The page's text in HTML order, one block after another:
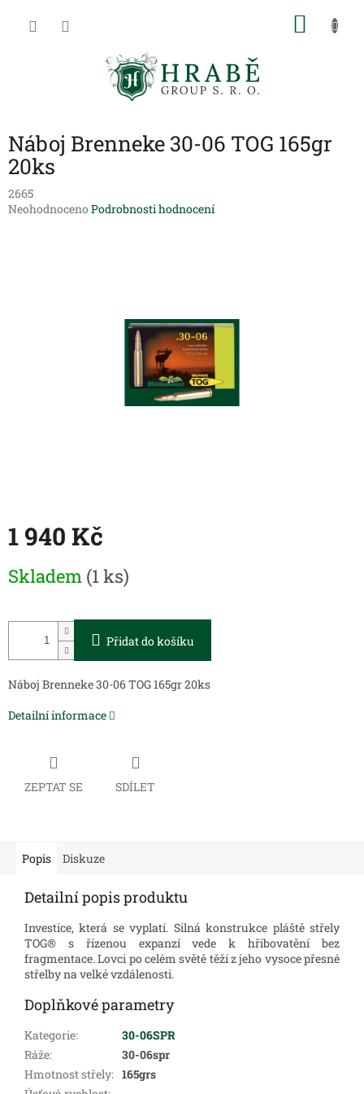
Náboj Brenneke 30-06 TOG 165gr
20ks
2665
Průměrné
Neohodnoceno Podrobnosti hodnocení
1 940 Kč
cena:
Skladem (1 ks)
Přidat do košíku
Náboj Brenneke 30-06 TOG 165gr 20ks
Detailní informace
ZEPTAT SE SDÍLET
Popis Diskuze
Detailní popis produktu
Investice, která se vyplatí. Silná konstrukce pláště střely
TOG® s řízenou expanzí vede k hřibovatění bez
fragmentace. Lovci po celém světě těží z jeho vysoce přesné
střelby na velké vzdálenosti.
Doplňkové parametry
Kategorie:
30-06SPR
Ráže:
30-06spr
Hmotnost střely: 165grs